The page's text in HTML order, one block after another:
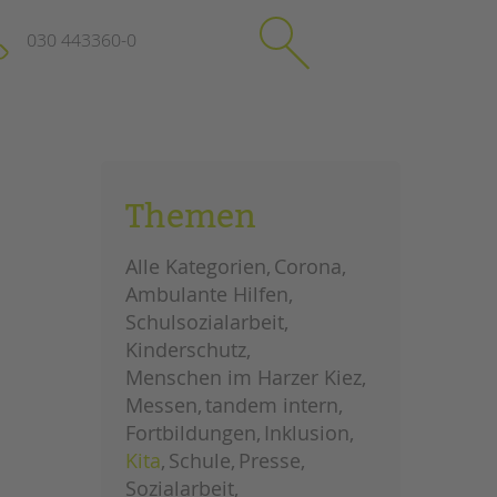
Impressum
Datenschutz
Hinweisgebersystem
Intranet
schließen
030 443360-0
SuchenThemen
Alle Kategorien Corona
Ambulante Hilfen
Schulsozialarbeit
Kinderschutz
Menschen im Harzer Kiez
Messen tandem intern
Fortbildungen Inklusion
Kita Schule Presse
Sozialarbeit